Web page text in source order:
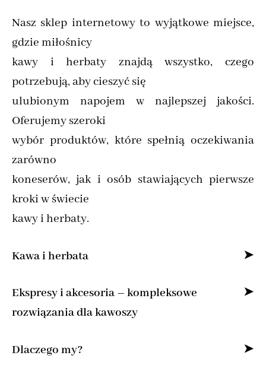
Nasz sklep internetowy to wyjątkowe miejsce,
gdzie miłośnicy
kawy i herbaty znajdą wszystko, czego
potrzebują, aby cieszyć się
ulubionym napojem w najlepszej jakości.
Oferujemy szeroki
wybór produktów, które spełnią oczekiwania
zarówno
koneserów, jak i osób stawiających pierwsze
kroki w świecie
kawy i herbaty.
Kawa i herbata
Specjalizujemy się w sprzedaży kawy ziarnistej
i mielonej online,
całego świata.
Ekspresy i akcesoria – kompleksowe
rozwiązania dla kawoszy
Dla osób, które pragną cieszyć się kawą jak z
Dlaczego my?